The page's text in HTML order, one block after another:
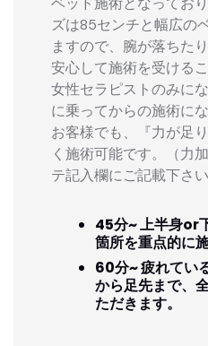
ズは85センチと幅広の
ますので、腕が落ちた
安心して施術を受ける
女性セラピストのみに
に乗ってからの施術に
お客様でも、『力が足
く施術可能です。（力
テ記入欄にご記載下さい
45分~ 上半身or
箇所を重点的に
60分~ 疲れてい
から足先まで、
ただきます。